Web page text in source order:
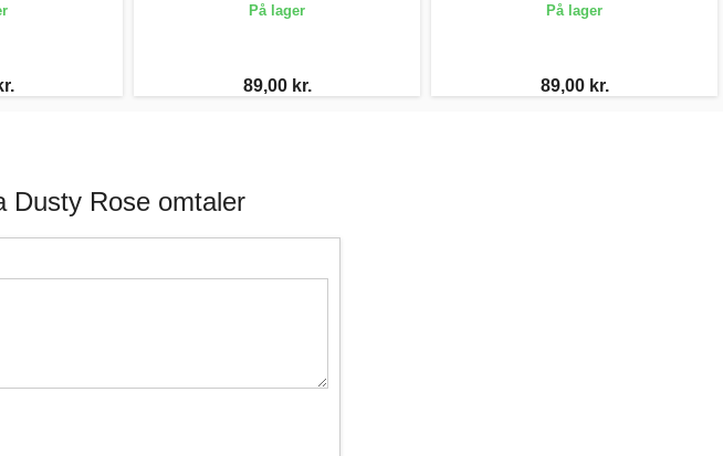
På lager
89,00 kr.
På lager
89,00 kr.
Dusty Rose omtaler